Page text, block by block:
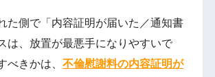
た側で「内容証明が届いた／通知書
は、放置が最悪手になりやすいで
べきかは、 不倫慰謝料の内容証明が